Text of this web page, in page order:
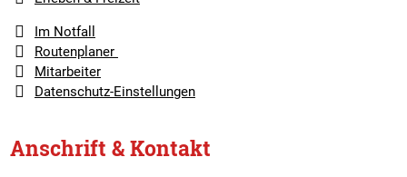
Im Notfall
Routenplaner
Mitarbeiter
Datenschutz-Einstellungen
Anschrift & Kontakt